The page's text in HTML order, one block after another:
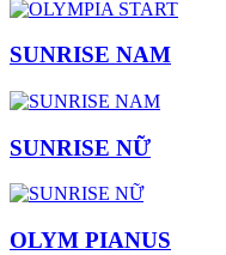
SUNRISE NAM
SUNRISE NỮ
OLYM PIANUS